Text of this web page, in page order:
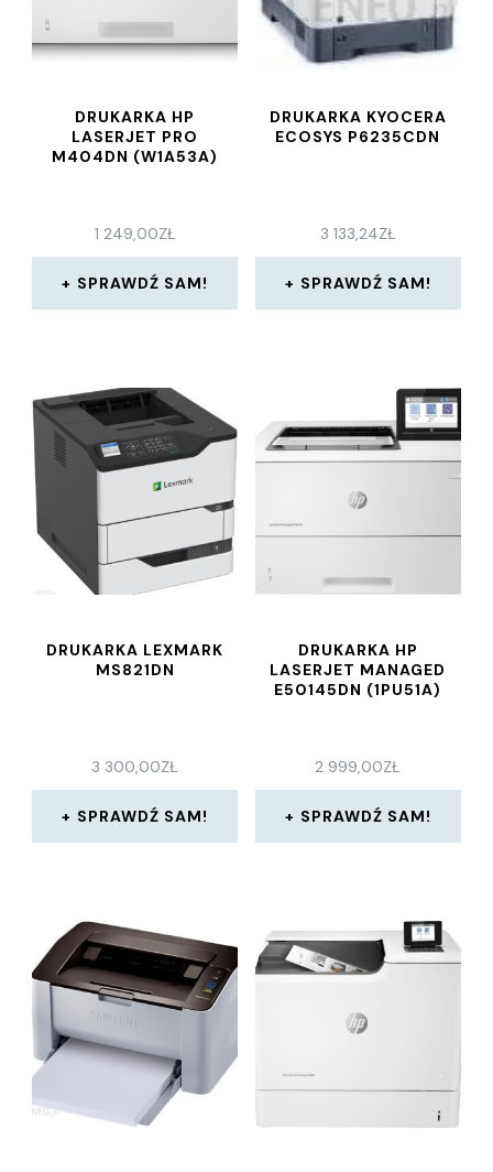
DRUKARKA HP
LASERJET PRO
M404DN (W1A53A)
1 249,00ZŁ
SPRAWDŹ SAM!
DRUKARKA KYOCERA
ECOSYS P6235CDN
3 133,24ZŁ
SPRAWDŹ SAM!
DRUKARKA LEXMARK
MS821DN
3 300,00ZŁ
SPRAWDŹ SAM!
DRUKARKA HP
LASERJET MANAGED
E50145DN (1PU51A)
2 999,00ZŁ
SPRAWDŹ SAM!